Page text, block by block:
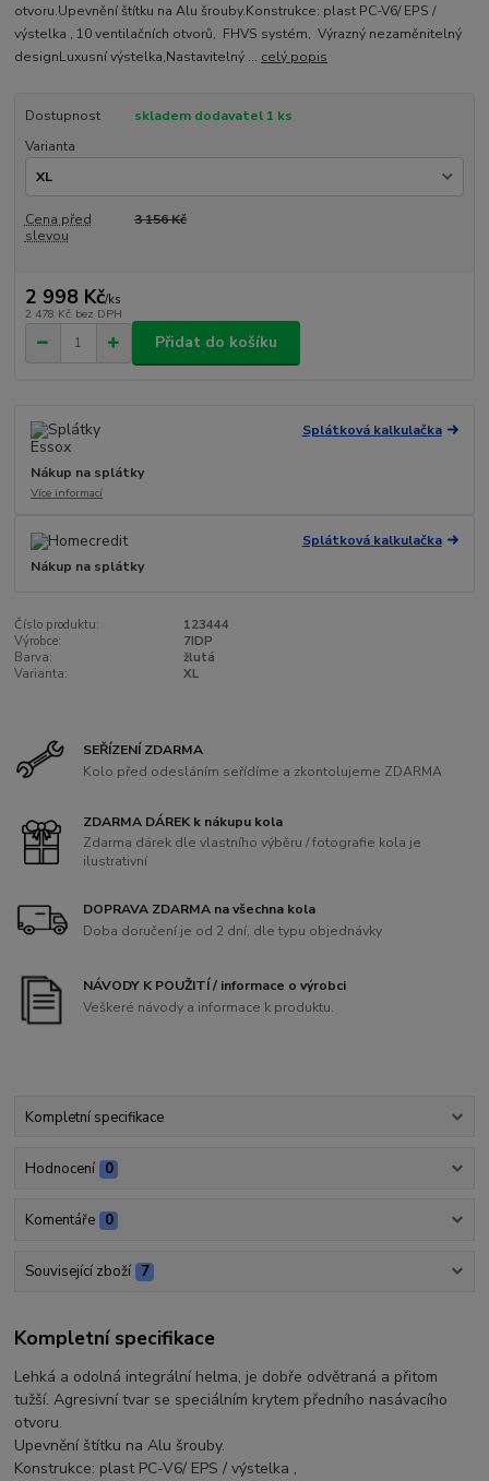
otvoru.Upevnění štítku na Alu šrouby.Konstrukce: plast PC-V6/ EPS /
výstelka , 10 ventilačních otvorů, FHVS systém, Výrazný nezaměnitelný
designLuxusní výstelka,Nastavitelný ... celý popis
Dostupnost
skladem dodavatel 1 ks
Varianta
Cena před
slevou
3 156 Kč
2 998 Kč/ks
2 478 Kč bez DPH
Přidat do košíku
Splátková kalkulačka
Nákup na splátky
Více informací
Splátková kalkulačka
Nákup na splátky
Číslo produktu:
123444
Výrobce:
7IDP
Barva:
žlutá
Varianta:
XL
SEŘÍZENÍ ZDARMA
Kolo před odesláním seřídíme a zkontolujeme ZDARMA
ZDARMA DÁREK k nákupu kola
Zdarma dárek dle vlastního výběru / fotografie kola je
ilustrativní
DOPRAVA ZDARMA na všechna kola
Doba doručení je od 2 dní, dle typu objednávky
NÁVODY K POUŽITÍ / informace o výrobci
Veškeré návody a informace k produktu.
Kompletní specifikace
Hodnocení 0
Komentáře 0
Související zboží 7
Kompletní specifikace
Lehká a odolná integrální helma, je dobře odvětraná a přitom
tužší. Agresivní tvar se speciálním krytem předního nasávacího
otvoru.
Upevnění štítku na Alu šrouby.
Konstrukce: plast PC-V6/ EPS / výstelka ,